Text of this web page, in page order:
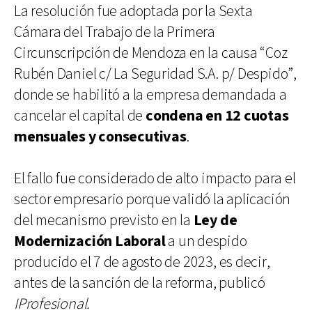
La resolución fue adoptada por la Sexta
Cámara del Trabajo de la Primera
Circunscripción de Mendoza en la causa “Coz
Rubén Daniel c/ La Seguridad S.A. p/ Despido”,
donde se habilitó a la empresa demandada a
cancelar el capital de condena en 12 cuotas
mensuales y consecutivas.
El fallo fue considerado de alto impacto para el
sector empresario porque validó la aplicación
del mecanismo previsto en la Ley de
Modernización Laborala un despido
producido el 7 de agosto de 2023, es decir,
antes de la sanción de la reforma, publicó
IProfesional.